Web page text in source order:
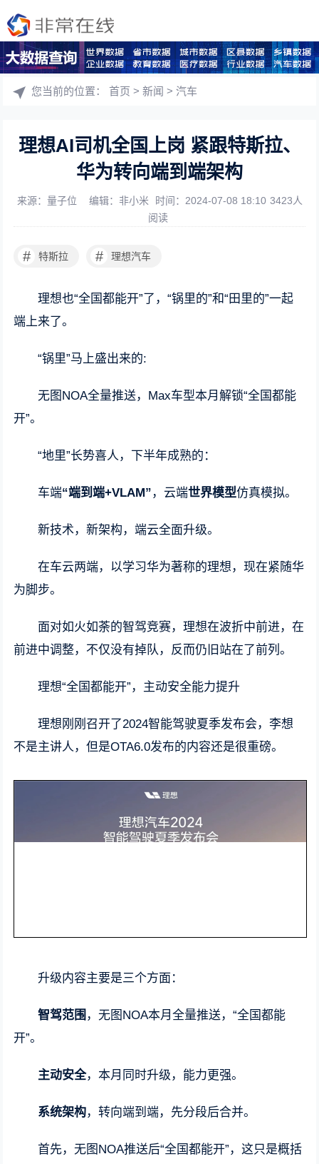
您当前的位置：首页 >新闻 >汽车
理想AI司机全国上岗 紧跟特斯拉、
华为转向端到端架构
来源：量子位 编辑：非小米 时间：2024-07-08 18:10 3423人
阅读
# 特斯拉 # 理想汽车
理想也“全国都能开”了，“锅里的”和“田里的”一起
端上来了。
“锅里”马上盛出来的:
无图NOA全量推送，Max车型本月解锁“全国都能
开”。
“地里”长势喜人，下半年成熟的：
车端“端到端+VLAM” ，云端世界模型仿真模拟。
新技术，新架构，端云全面升级。
在车云两端，以学习华为著称的理想，现在紧随华
为脚步。
面对如火如荼的智驾竞赛，理想在波折中前进，在
前进中调整，不仅没有掉队，反而仍旧站在了前列。
理想“全国都能开”，主动安全能力提升
理想刚刚召开了2024智能驾驶夏季发布会，李想
不是主讲人，但是OTA6.0发布的内容还是很重磅。
升级内容主要是三个方面：
智驾范围 ，无图NOA本月全量推送，“全国都能
开”。
主动安全，本月同时升级，能力更强。
系统架构，转向端到端，先分段后合并。
首先，无图NOA推送后“全国都能开”，这只是概括